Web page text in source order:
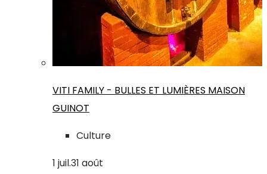
VITI FAMILY - BULLES ET LUMIÈRES MAISON
GUINOT
Culture
1 juil.31 août